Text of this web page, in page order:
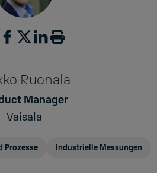
Ruonala
Manager
Vaisala
Prozesse Industrielle Messungen